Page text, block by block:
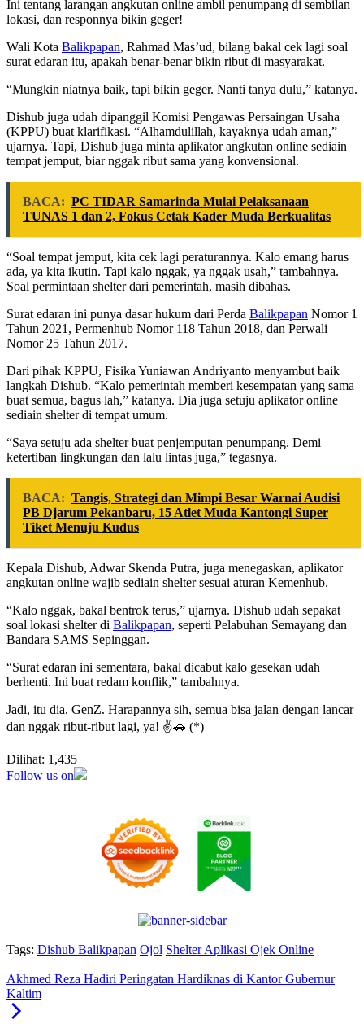
Ini tentang larangan angkutan online ambil penumpang di sembilan
lokasi, dan responnya bikin geger!
Wali Kota Balikpapan, Rahmad Mas’ud, bilang bakal cek lagi soal
surat edaran itu, apakah benar-benar bikin ribut di masyarakat.
“Mungkin niatnya baik, tapi bikin geger. Nanti tanya dulu,” katanya.
Dishub juga udah dipanggil Komisi Pengawas Persaingan Usaha
(KPPU) buat klarifikasi. “Alhamdulillah, kayaknya udah aman,”
ujarnya. Tapi, Dishub juga minta aplikator angkutan online sediain
tempat jemput, biar nggak ribut sama yang konvensional.
BACA: PC TIDAR Samarinda Mulai Pelaksanaan
TUNAS 1 dan 2, Fokus Cetak Kader Muda Berkualitas
“Soal tempat jemput, kita cek lagi peraturannya. Kalo emang harus
ada, ya kita ikutin. Tapi kalo nggak, ya nggak usah,” tambahnya.
Soal permintaan shelter dari pemerintah, masih dibahas.
Surat edaran ini punya dasar hukum dari Perda Balikpapan Nomor 1
Tahun 2021, Permenhub Nomor 118 Tahun 2018, dan Perwali
Nomor 25 Tahun 2017.
Dari pihak KPPU, Fisika Yuniawan Andriyanto menyambut baik
langkah Dishub. “Kalo pemerintah memberi kesempatan yang sama
buat semua, bagus lah,” katanya. Dia juga setuju aplikator online
sediain shelter di tempat umum.
“Saya setuju ada shelter buat penjemputan penumpang. Demi
ketertiban lingkungan dan lalu lintas juga,” tegasnya.
BACA: Tangis, Strategi dan Mimpi Besar Warnai Audisi
PB Djarum Pekanbaru, 15 Atlet Muda Kantongi Super
Tiket Menuju Kudus
Kepala Dishub, Adwar Skenda Putra, juga menegaskan, aplikator
angkutan online wajib sediain shelter sesuai aturan Kemenhub.
“Kalo nggak, bakal bentrok terus,” ujarnya. Dishub udah sepakat
soal lokasi shelter di Balikpapan, seperti Pelabuhan Semayang dan
Bandara SAMS Sepinggan.
“Surat edaran ini sementara, bakal dicabut kalo gesekan udah
berhenti. Ini buat redam konflik,” tambahnya.
Jadi, itu dia, GenZ. Harapannya sih, semua bisa jalan dengan lancar
dan nggak ribut-ribut lagi, ya! ✌️🚗 (*)
Dilihat: 1,435
Follow us on
Tags: Dishub Balikpapan Ojol Shelter Aplikasi Ojek Online
Akhmed Reza Hadiri Peringatan Hardiknas di Kantor Gubernur
Kaltim